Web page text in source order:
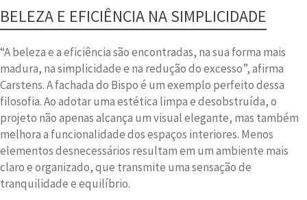
BELEZA E EFICIÊNCIA NA SIMPLICIDADE
“A beleza e a eficiência são encontradas, na sua forma mais
madura, na simplicidade e na redução do excesso”, afirma
Carstens. A fachada do Bispo é um exemplo perfeito dessa
filosofia. Ao adotar uma estética limpa e desobstruída, o
projeto não apenas alcança um visual elegante, mas também
melhora a funcionalidade dos espaços interiores. Menos
elementos desnecessários resultam em um ambiente mais
claro e organizado, que transmite uma sensação de
tranquilidade e equilíbrio.